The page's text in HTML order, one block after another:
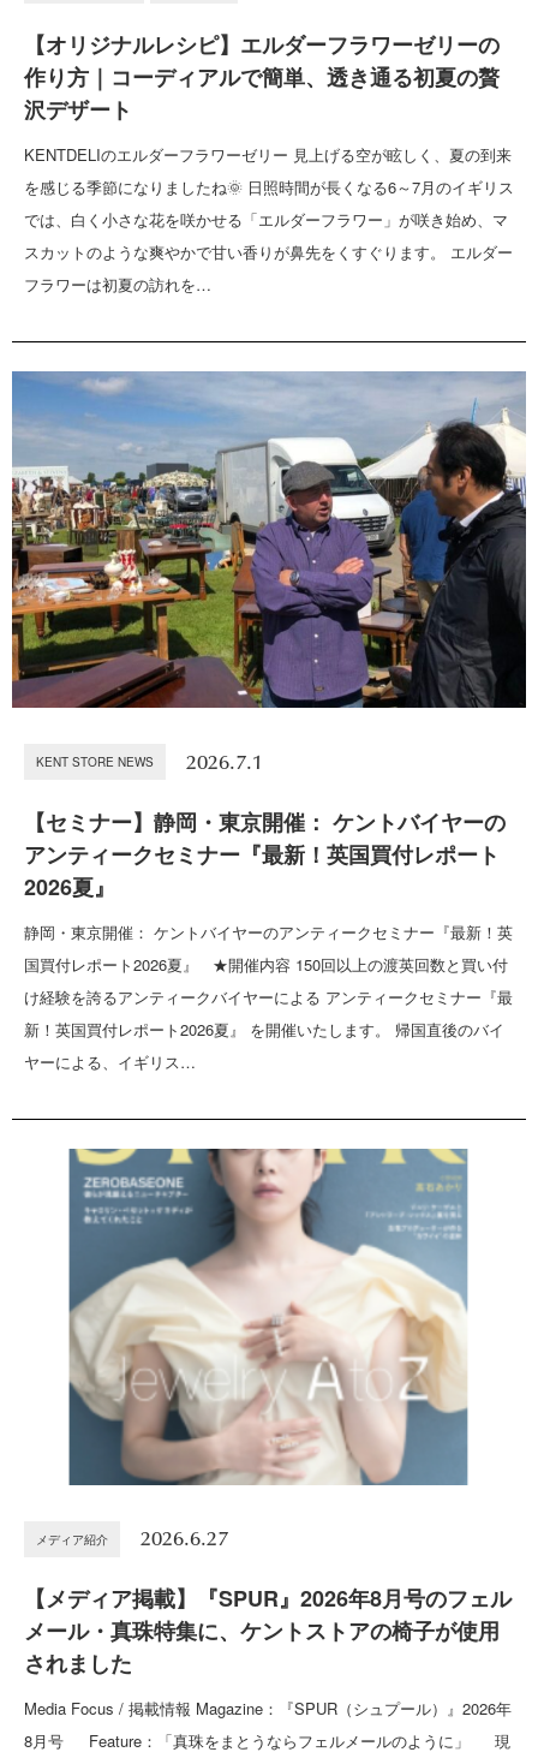
【オリジナルレシピ】エルダーフラワーゼリーの
作り方｜コーディアルで簡単、透き通る初夏の贅
沢デザート
KENTDELIのエルダーフラワーゼリー 見上げる空が眩しく、夏の到来
を感じる季節になりましたね🌞 日照時間が長くなる6～7月のイギリス
では、白く小さな花を咲かせる「エルダーフラワー」が咲き始め、マ
スカットのような爽やかで甘い香りが鼻先をくすぐります。 エルダー
フラワーは初夏の訪れを…
KENT STORE NEWS 2026.7.1
【セミナー】静岡・東京開催： ケントバイヤーの
アンティークセミナー『最新！英国買付レポート
2026夏』
静岡・東京開催： ケントバイヤーのアンティークセミナー『最新！英
国買付レポート2026夏』 ★開催内容 150回以上の渡英回数と買い付
け経験を誇るアンティークバイヤーによる アンティークセミナー『最
新！英国買付レポート2026夏』 を開催いたします。 帰国直後のバイ
ヤーによる、イギリス…
メディア紹介 2026.6.27
【メディア掲載】『SPUR』2026年8月号のフェル
メール・真珠特集に、ケントストアの椅子が使用
されました
Media Focus / 掲載情報 Magazine：『SPUR（シュプール）』2026年
8月号 Feature：「真珠をまとうならフェルメールのように」 現